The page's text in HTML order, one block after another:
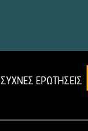
ΣΥΧΝΕΣ ΕΡΩΤΗΣΕΙΣ